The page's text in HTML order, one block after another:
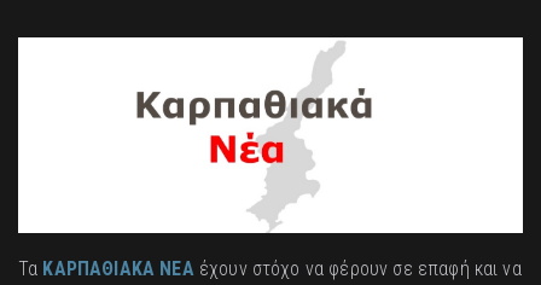
Τα ΚΑΡΠΑΘΙΑΚΑ ΝΕΑέχουν στόχο να φέρουν σε επαφή και να